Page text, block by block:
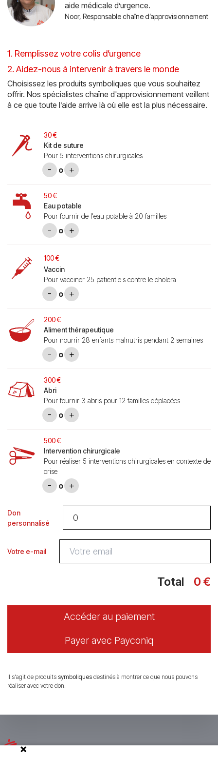
aide médicale d’urgence.
Noor, Responsable chaîne d’approvisionnement
1. Remplissez votre colis d’urgence
2. Aidez-nous à intervenir à travers le monde
Choisissez les produits symboliques que vous souhaitez
offrir. Nos spécialistes chaîne d'approvisionnement veillent
à ce que toute l’aide arrive là où elle est la plus nécessaire.
30 €
Kit de suture
Pour 5 interventions chirurgicales
- 0 +
50 €
Eau potable
Pour fournir de l'eau potable à 20 familles
- 0 +
100 €
Vaccin
Pour vacciner 25 patient·e·s contre le cholera
- 0 +
200 €
Aliment thérapeutique
Pour nourrir 28 enfants malnutris pendant 2 semaines
- 0 +
300 €
Abri
Pour fournir 3 abris pour 12 familles déplacées
- 0 +
500 €
Intervention chirurgicale
Pour réaliser 5 interventions chirurgicales en contexte de
crise
- 0 +
Don
personnalisé
Votre e-mail
Total 0 €
Accéder au paiement
Payer avec Payconiq
Il s'agit de produits symboliques destinés à montrer ce que nous pouvons
réaliser avec votre don.